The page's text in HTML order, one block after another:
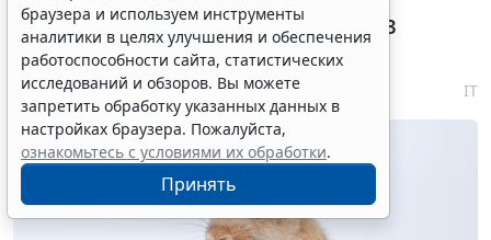
паспорта решено перевести в
электронный формат
6 августа 2026 18:16 IT
браузера и используем инструменты
аналитики в целях улучшения и обеспечения
работоспособности сайта, статистических
исследований и обзоров. Вы можете
запретить обработку указанных данных в
настройках браузера. Пожалуйста,
ознакомьтесь с условиями их обработки.
Принять